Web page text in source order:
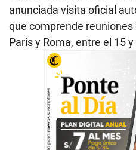
anunciada visita oficial
que comprende reuniones
París y Roma, entre el 15